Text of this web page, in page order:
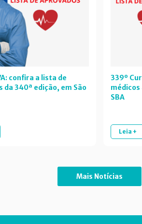
confira a lista de
da 340ª edição, em São
339º
SBA
Leia +
Mais Notícias